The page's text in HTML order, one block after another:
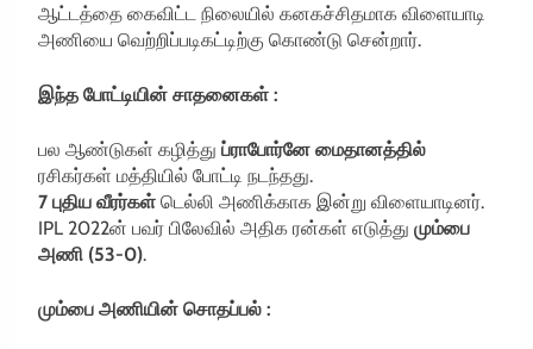
ஆட்டத்தை கைவிட்ட நிலையில் கனகச்சிதமாக விளையாடி
அணியை வெற்றிப்படிகட்டிற்கு கொண்டு சென்றார்.
இந்த போட்டியின் சாதனைகள் :
பல ஆண்டுகள் கழித்து ப்ராபோர்னே மைதானத்தில்
ரசிகர்கள் மத்தியில் போட்டி நடந்தது.
7 புதிய வீரர்கள் டெல்லி அணிக்காக இன்று விளையாடினர்.
IPL 2022ன் பவர் பிலேவில் அதிக ரன்கள் எடுத்து மும்பை
அணி (53-0).
மும்பை அணியின் சொதப்பல் :